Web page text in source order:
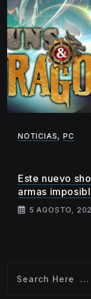
NOTICIAS,PC
Este nuevo
armas
5 AGOSTO,